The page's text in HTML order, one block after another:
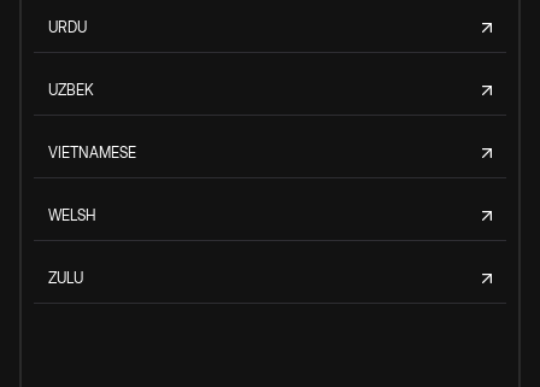
URDU
UZBEK
VIETNAMESE
WELSH
ZULU